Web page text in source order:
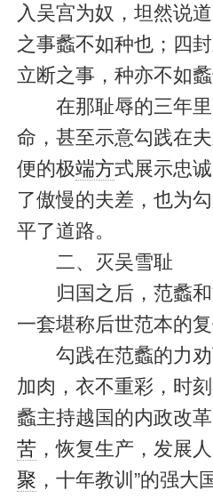
入吴宫为奴，坦然说
之事蠡不如种也；四
立断之事，种亦不如
在那耻辱的三年里
命，甚至示意勾践在
便的极端方式展示忠
了傲慢的夫差，也为
平了道路。
二、灭吴雪耻
归国之后，范蠡和
一套堪称后世范本的复
勾践在范蠡的力劝
加肉，衣不重彩，时
蠡主持越国的内政改
苦 ，恢复生产，发展
聚 ，十年教训”的强大